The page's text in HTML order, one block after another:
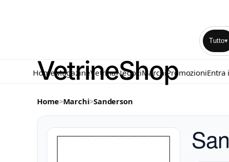
Tutto▾
HomeMagazineVetrinaNegoziMarchi PromozioniEntra
Home>Marchi>Sanderson